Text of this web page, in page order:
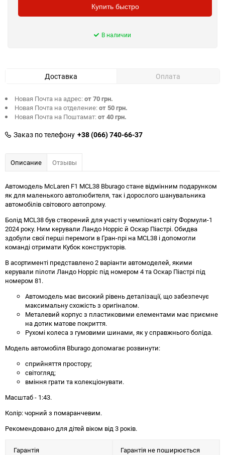
Купить быстро
В наличии
Доставка Оплата
Новая Почта на адрес:от 70 грн.
Новая Почта на отделение:от 50 грн.
Новая Почта на Поштамат:от 40 грн.
Заказ по телефону +38 (066) 740-66-37
Описание Отзывы
Автомодель McLaren F1 MCL38 Bburago стане відмінним подарунком
як для маленького автолюбителя, так і дорослого шанувальника
автомобілів світового автопрому.
Болід MCL38 був створений для участі у чемпіонаті світу Формули-1
2024 року. Ним керували Ландо Норріс й Оскар Піастрі. Обидва
здобули свої перші перемоги в Гран-прі на MCL38 і допомогли
команді отримати Кубок конструкторів.
В асортименті представлено 2 варіанти автомоделей, якими
керували пілоти Ландо Норріс під номером 4 та Оскар Піастрі під
номером 81.
Автомодель має високий рівень деталізації, що забезпечує
максимальну схожість з оригіналом.
Металевий корпус з пластиковими елементами має приємне
на дотик матове покриття.
Рухомі колеса з гумовими шинами, як у справжнього боліда.
Модель автомобіля Bburago допомагає розвинути:
сприйняття простору;
світогляд;
вміння грати та колекціонувати.
Масштаб - 1:43.
Колір: чорний з помаранчевим.
Рекомендовано для дітей віком від 3 років.
Гарантія Гарантія не поширюється